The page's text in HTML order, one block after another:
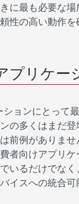
に最も必要な場
性の高い動作を
プリケー
ションにとって
の多くはまだ
前例がありませ
者向けアプリケ
いるだけでなく、
イスへの統合